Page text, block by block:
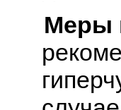
Меры